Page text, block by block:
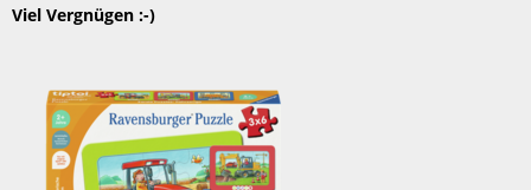
Viel Vergnügen :-)